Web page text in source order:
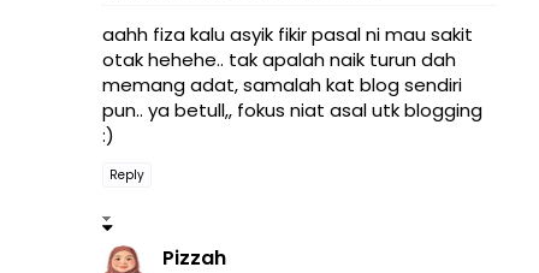
aahh fiza kalu asyik fikir pasal ni mau sakit
otak hehehe.. tak apalah naik turun dah
memang adat, samalah kat blog sendiri
pun.. ya betull,, fokus niat asal utk blogging
:)
Reply
Pizzah